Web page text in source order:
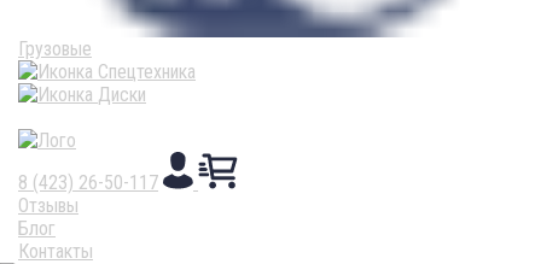
Грузовые
Спецтехника
Диски
8 (423) 26-50-117
Отзывы
Блог
Контакты